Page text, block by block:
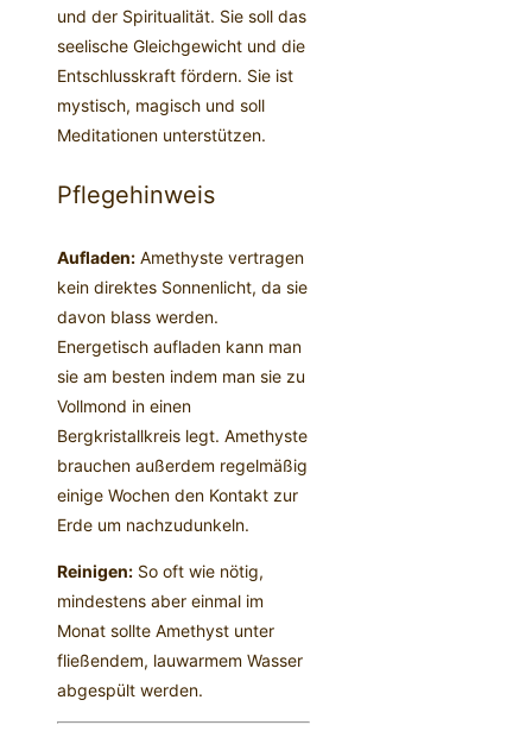
und der Spiritualität. Sie soll das
seelische Gleichgewicht und die
Entschlusskraft fördern. Sie ist
mystisch, magisch und soll
Meditationen unterstützen.
Pflegehinweis
Aufladen: Amethyste vertragen
kein direktes Sonnenlicht, da sie
davon blass werden.
Energetisch aufladen kann man
sie am besten indem man sie zu
Vollmond in einen
Bergkristallkreis legt. Amethyste
brauchen außerdem regelmäßig
einige Wochen den Kontakt zur
Erde um nachzudunkeln.
Reinigen: So oft wie nötig,
mindestens aber einmal im
Monat sollte Amethyst unter
fließendem, lauwarmem Wasser
abgespült werden.